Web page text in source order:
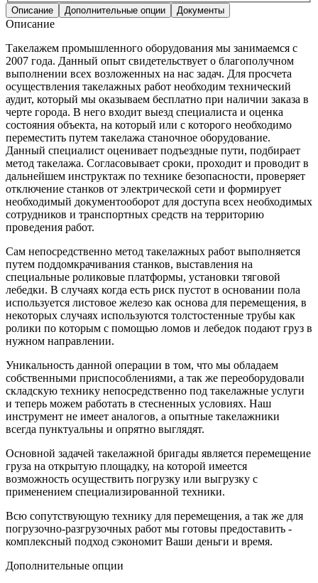
Описание Дополнительные опции Документы
Описание
Такелажем промышленного оборудования мы занимаемся с
2007 года. Данный опыт свидетельствует о благополучном
выполнении всех возложенных на нас задач. Для просчета
осуществления такелажных работ необходим технический
аудит, который мы оказываем бесплатно при наличии заказа в
черте города. В него входит выезд специалиста и оценка
состояния объекта, на который или с которого необходимо
переместить путем такелажа станочное оборудование.
Данный специалист оценивает подъездные пути, подбирает
метод такелажа. Согласовывает сроки, проходит и проводит в
дальнейшем инструктаж по технике безопасности, проверяет
отключение станков от электрической сети и формирует
необходимый документооборот для доступа всех необходимых
сотрудников и транспортных средств на территорию
проведения работ.
Сам непосредственно метод такелажных работ выполняется
путем поддомкрачивания станков, выставления на
специальные роликовые платформы, установки тяговой
лебедки. В случаях когда есть риск пустот в основании пола
используется листовое железо как основа для перемещения, в
некоторых случаях используются толстостенные трубы как
ролики по которым с помощью ломов и лебедок подают груз в
нужном направлении.
Уникальность данной операции в том, что мы обладаем
собственными приспособлениями, а так же переоборудовали
складскую технику непосредственно под такелажные услуги
и теперь можем работать в стесненных условиях. Наш
инструмент не имеет аналогов, а опытные такелажники
всегда пунктуальны и опрятно выглядят.
Основной задачей такелажной бригады является перемещение
груза на открытую площадку, на которой имеется
возможность осуществить погрузку или выгрузку с
применением специализированной техники.
Всю сопутствующую технику для перемещения, а так же для
погрузочно-разгрузочных работ мы готовы предоставить -
комплексный подход сэкономит Ваши деньги и время.
Дополнительные опции